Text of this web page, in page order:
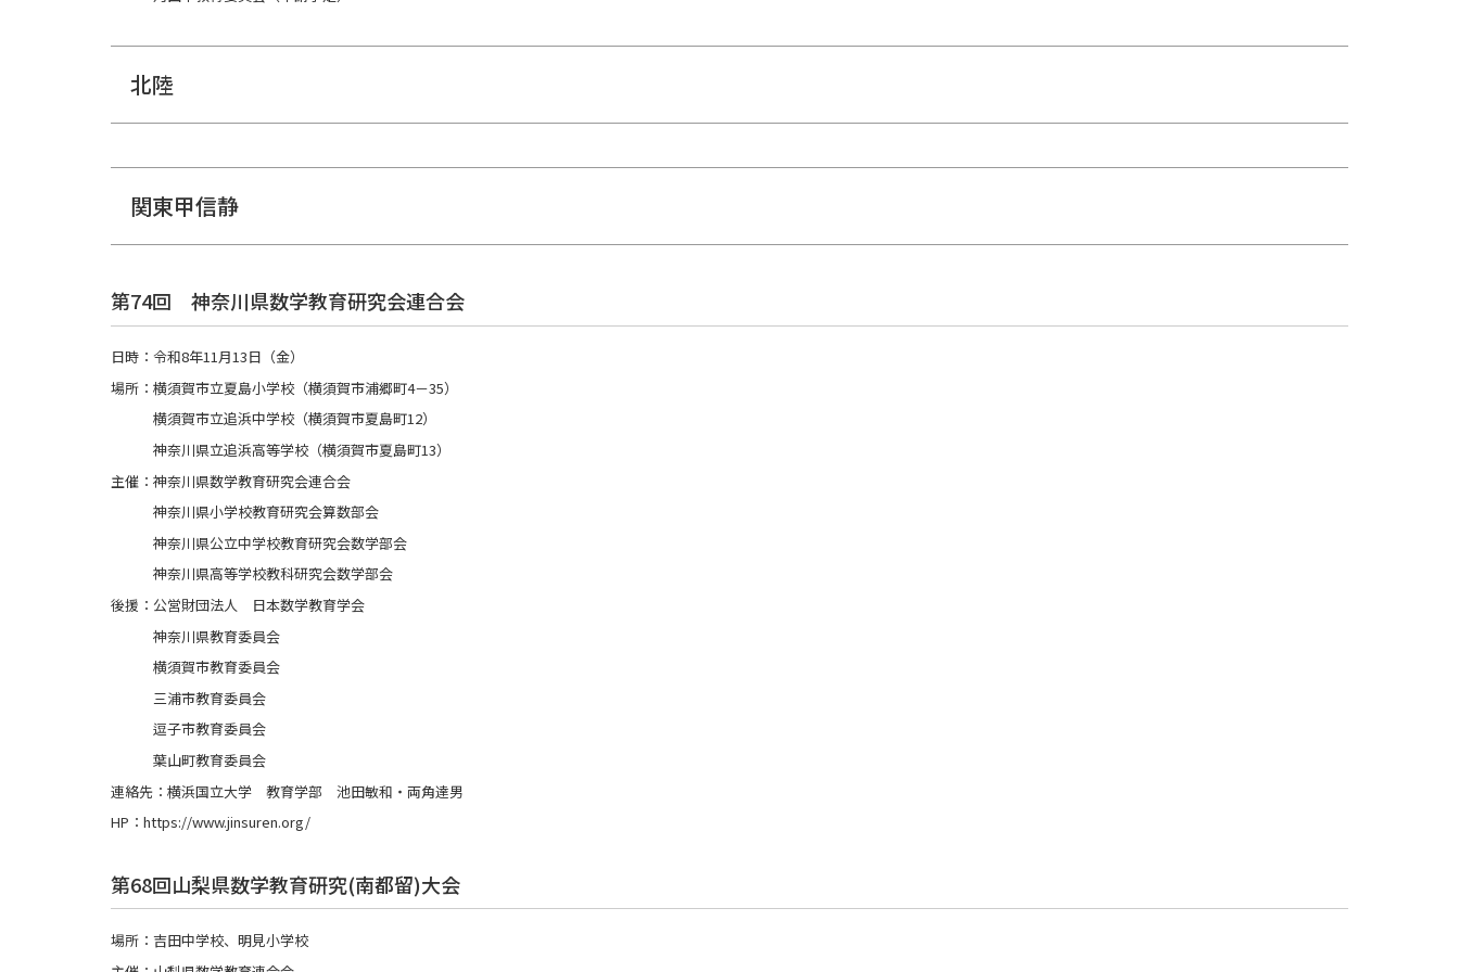
北陸
関東甲信静
第74回 神奈川県数学教育研究会連合会
日時：令和8年11月13日（金）
場所：横須賀市立夏島小学校（横須賀市浦郷町4－35）
横須賀市立追浜中学校（横須賀市夏島町12）
神奈川県立追浜高等学校（横須賀市夏島町13）
主催：神奈川県数学教育研究会連合会
神奈川県小学校教育研究会算数部会
神奈川県公立中学校教育研究会数学部会
神奈川県高等学校教科研究会数学部会
後援：公営財団法人 日本数学教育学会
神奈川県教育委員会
横須賀市教育委員会
三浦市教育委員会
逗子市教育委員会
葉山町教育委員会
連絡先：横浜国立大学 教育学部 池田敏和・両角達男
HP：https://www.jinsuren.org/
第68回山梨県数学教育研究(南都留)大会
場所：吉田中学校、明見小学校